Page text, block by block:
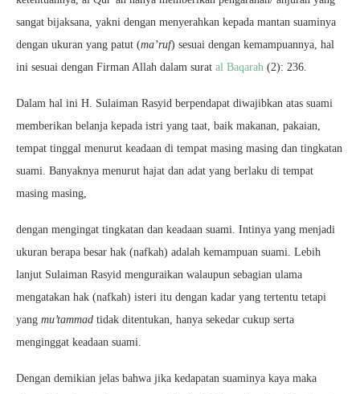
sangat bijaksana, yakni dengan menyerahkan kepada mantan suaminya
dengan ukuran yang patut (ma’ruf) sesuai dengan kemampuannya, hal
ini sesuai dengan Firman Allah dalam surat al Baqarah (2): 236.
Dalam hal ini H. Sulaiman Rasyid berpendapat diwajibkan atas suami
memberikan belanja kepada istri yang taat, baik makanan, pakaian,
tempat tinggal menurut keadaan di tempat masing masing dan tingkatan
suami. Banyaknya menurut hajat dan adat yang berlaku di tempat
masing masing,
dengan mengingat tingkatan dan keadaan suami. Intinya yang menjadi
ukuran berapa besar hak (nafkah) adalah kemampuan suami. Lebih
lanjut Sulaiman Rasyid menguraikan walaupun sebagian ulama
mengatakan hak (nafkah) isteri itu dengan kadar yang tertentu tetapi
yang mu’tammad tidak ditentukan, hanya sekedar cukup serta
menginggat keadaan suami.
Dengan demikian jelas bahwa jika kedapatan suaminya kaya maka